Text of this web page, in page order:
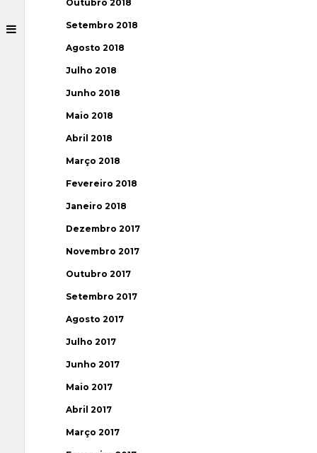
Outubro 2018
Setembro 2018
Agosto 2018
Julho 2018
Junho 2018
Maio 2018
Abril 2018
Março 2018
Fevereiro 2018
Janeiro 2018
Dezembro 2017
Novembro 2017
Outubro 2017
Setembro 2017
Agosto 2017
Julho 2017
Junho 2017
Maio 2017
Abril 2017
Março 2017